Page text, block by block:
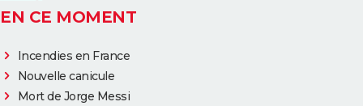
EN CE MOMENT
Incendies en France
Nouvelle canicule
Mort de Jorge Messi